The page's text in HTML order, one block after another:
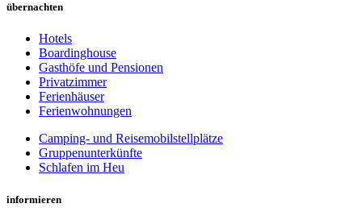
übernachten
Hotels
Boardinghouse
Gasthöfe und Pensionen
Privatzimmer
Ferienhäuser
Ferienwohnungen
Camping- und Reisemobilstellplätze
Gruppenunterkünfte
Schlafen im Heu
informieren